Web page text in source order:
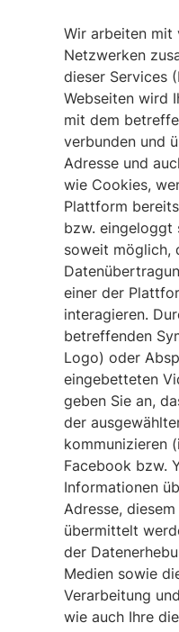
Wir arbeiten mit
Netzwerken
dieser Services
Webseiten wird
mit dem
verbunden und
Adresse und
wie Cookies,
Plattform
bzw. eingeloggt
soweit möglich,
einer der
interagieren.
betreffenden
Logo) oder
eingebetteten
geben Sie an,
der
kommunizieren
Facebook bzw.
Informationen
Adresse,
übermittelt
der
Medien sowie
Verarbeitung
wie auch Ihre